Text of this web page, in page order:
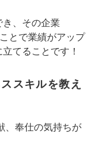
、その企業
とで業績がアップ
てることです！
スキルを教え
、奉仕の気持ちが